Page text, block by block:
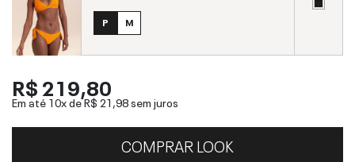
P M
R$ 219,80
Em até 10x deR$ 21,98sem juros
COMPRAR LOOK